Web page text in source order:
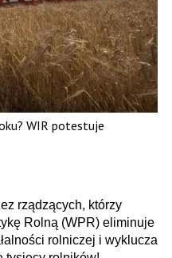
WIR potestuje
rządzących, którzy
Rolną (WPR) eliminuje
rolniczej i wyklucza